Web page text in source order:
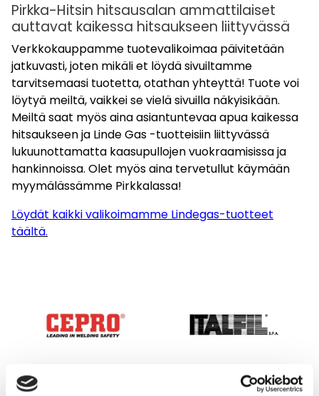
Pirkka-Hitsin hitsausalan ammattilaiset
auttavat kaikessa hitsaukseen liittyvässä
Verkkokauppamme tuotevalikoimaa päivitetään
jatkuvasti, joten mikäli et löydä sivuiltamme
tarvitsemaasi tuotetta,otathan yhteyttä! Tuote voi
löytyä meiltä, vaikkei se vielä sivuilla näkyisikään.
Meiltä saat myös aina asiantuntevaa apua kaikessa
hitsaukseen ja Linde Gas -tuotteisiin liittyvässä
lukuunottamatta kaasupullojen vuokraamisissa ja
hankinnoissa. Olet myös aina tervetullut käymään
myymälässämme Pirkkalassa!
Löydät kaikki valikoimamme Lindegas-tuotteet
täältä.